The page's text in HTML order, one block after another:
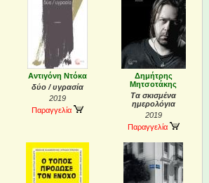
Αντιγόνη Ντόκα
δύο / υγρασία
2019
Παραγγελία
Δημήτρης
Μητσοτάκης
Τα σκισμένα
ημερολόγια
2019
Παραγγελία